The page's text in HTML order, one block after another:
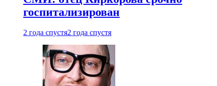
госпитализирован
2 года спустя2 года спустя